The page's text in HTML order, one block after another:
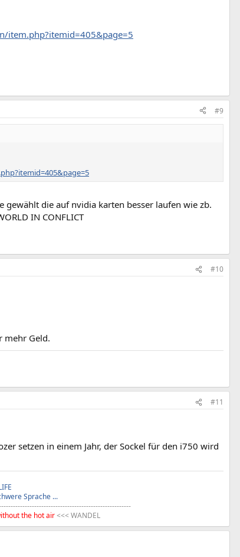
item.php?itemid=405&page=5
#9
gewählt die auf nvidia karten besser laufen wie zb.
IN CONFLICT
#10
mehr Geld.
#11
setzen in einem Jahr, der Sockel für den i750 wird
Sprache ...
the hot air<<< WANDEL​